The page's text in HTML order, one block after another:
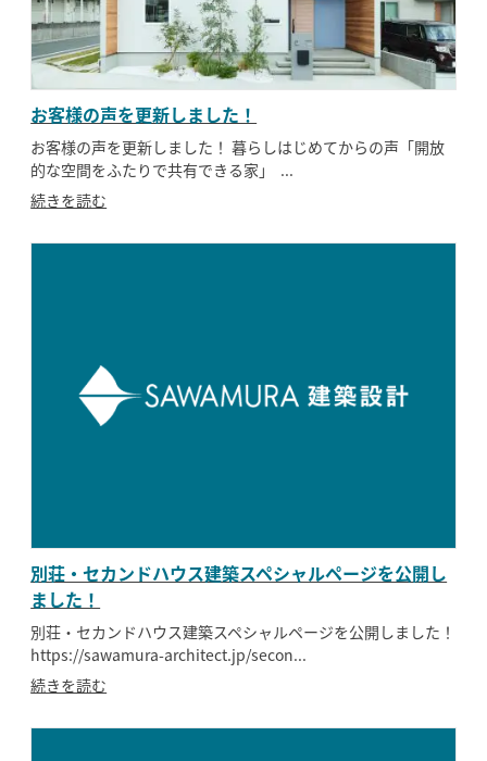
お客様の声を更新しました！
お客様の声を更新しました！ 暮らしはじめてからの声「開放
的な空間をふたりで共有できる家」 ...
続きを読む
別荘・セカンドハウス建築スペシャルページを公開し
ました！
別荘・セカンドハウス建築スペシャルページを公開しました！
https://sawamura-architect.jp/secon...
続きを読む